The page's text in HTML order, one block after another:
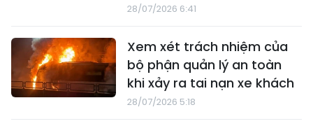
28/07/2026 6:41
Xem xét trách nhiệm của
bộ phận quản lý an toàn
khi xảy ra tai nạn xe khách
28/07/2026 5:18